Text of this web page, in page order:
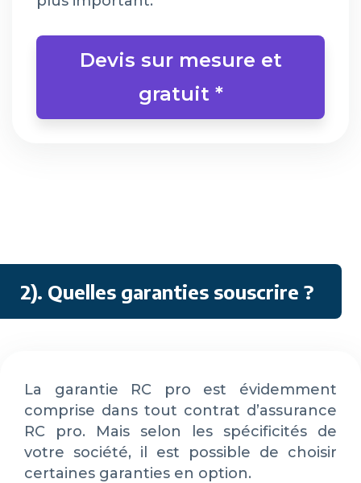
Devis sur mesure et
gratuit *
2). Quelles garanties souscrire ?
La garantie RC pro est évidemment
comprise dans tout contrat d’assurance
RC pro. Mais selon les spécificités de
votre société, il est possible de choisir
certaines garanties en option.